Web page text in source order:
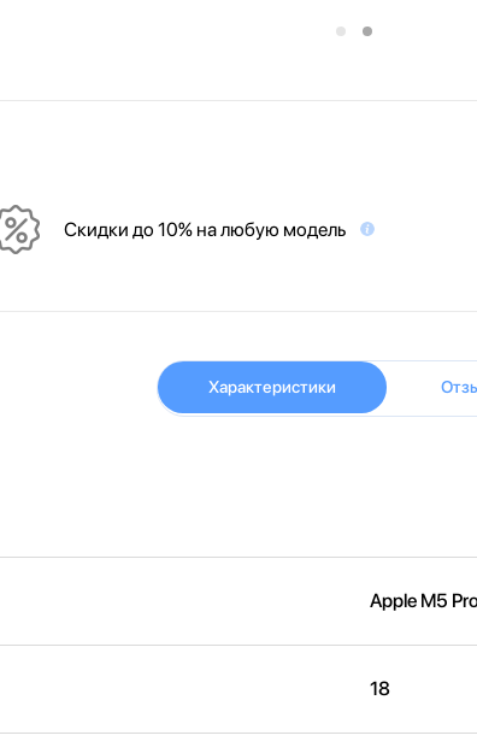
Скидки до 10% на любую модель
Характеристики
Apple M5
18